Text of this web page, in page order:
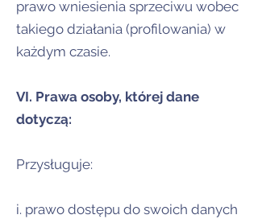
prawo wniesienia sprzeciwu wobec
takiego działania (profilowania) w
każdym czasie.
VI. Prawa osoby, której dane
dotyczą:
Przysługuje:
i. prawo dostępu do swoich danych